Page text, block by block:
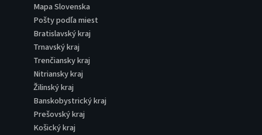
Mapa Slovenska
Pošty podľa miest
Bratislavský kraj
Trnavský kraj
Trenčiansky kraj
Nitriansky kraj
Žilinský kraj
Banskobystrický kraj
Prešovský kraj
Košický kraj